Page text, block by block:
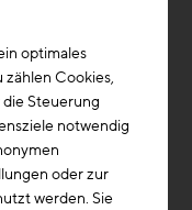
+3
/
optimales
Cookies,
Steuerung
notwendig
oder zur
werden. Sie